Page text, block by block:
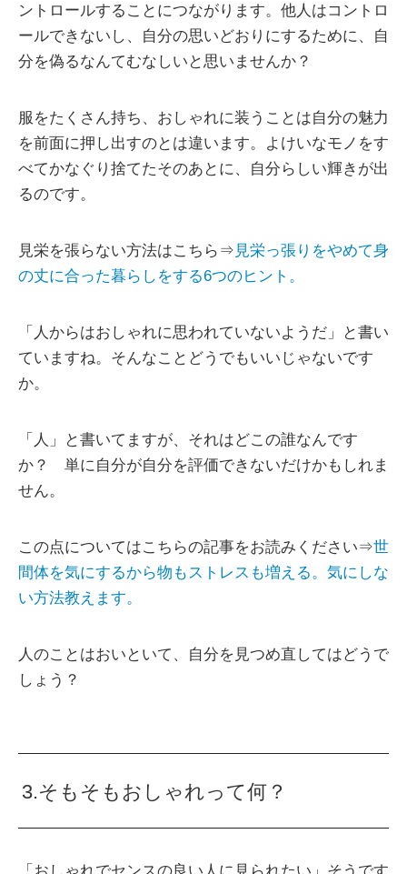
ントロールすることにつながります。他人はコントロ
ールできないし、自分の思いどおりにするために、自
分を偽るなんてむなしいと思いませんか？
服をたくさん持ち、おしゃれに装うことは自分の魅力
を前面に押し出すのとは違います。よけいなモノをす
べてかなぐり捨てたそのあとに、自分らしい輝きが出
るのです。
見栄を張らない方法はこちら⇒ 見栄っ張りをやめて身
の丈に合った暮らしをする6つのヒント。
「人からはおしゃれに思われていないようだ」と書い
ていますね。そんなことどうでもいいじゃないです
か。
「人」と書いてますが、それはどこの誰なんです
か？ 単に自分が自分を評価できないだけかもしれま
せん。
この点についてはこちらの記事をお読みください⇒世
間体を気にするから物もストレスも増える。気にしな
い方法教えます。
人のことはおいといて、自分を見つめ直してはどうで
しょう？
3.そもそもおしゃれって何？